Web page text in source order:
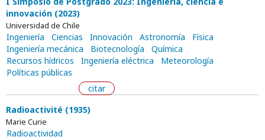
innovación (2023)
Universidad de Chile
Ingeniería Ciencias Innovación Astronomía
Física
Ingeniería mecánica
Biotecnología
Química
Recursos hídricos
Ingeniería eléctrica
Meteorología
Políticas públicas
citar
Radioactivité (1935)
Marie Curie
Radioactividad